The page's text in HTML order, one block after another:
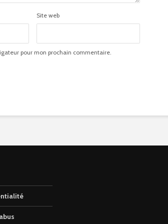
Site web
pour mon prochain commentaire.